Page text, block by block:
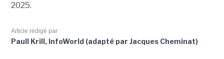
2025.
Article rédigé par
Paull Krill, InfoWorld (adapté par Jacques Cheminat)